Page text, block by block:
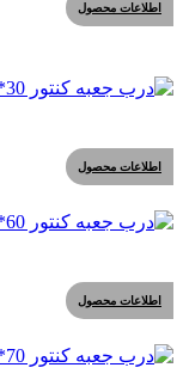
اطلاعات محصول
اطلاعات محصول
اطلاعات محصول